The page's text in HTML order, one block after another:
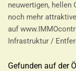
neuwertigen, hellen
noch mehr
auf
Infrastruktur /
Gefunden auf der